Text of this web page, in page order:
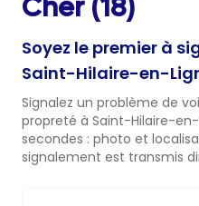
Cher (18)
Soyez le premier à
Saint-Hilaire-en-
Signalez un problème de
propreté à Saint-Hilaire-
secondes : photo et
signalement est transmis